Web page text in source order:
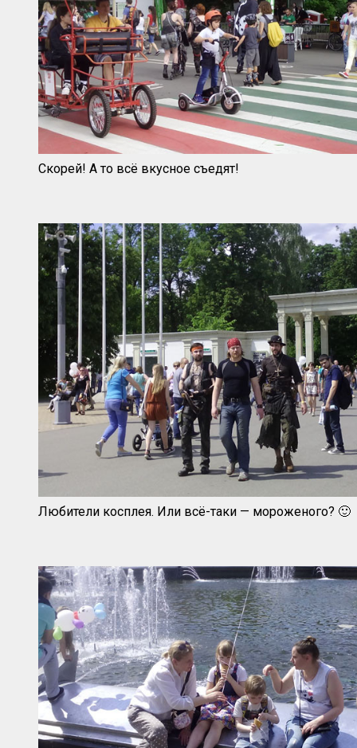
Скорей! А то всё вкусное съедят!
Любители косплея. Или всё-таки — мороженого? 🙂